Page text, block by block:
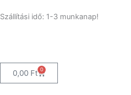
to
Szállítási idő: 1-3 munkanap!
0,00 Ft 0
Kosár